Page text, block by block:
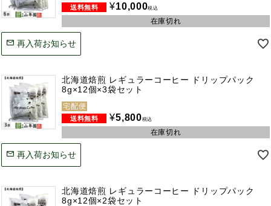
¥10,000税込
在庫切れ
再入荷お知らせ
北海道焙煎 レギュラーコーヒー ドリップパック
8g×12個×3袋セット
宅配便
¥5,800税込
在庫切れ
再入荷お知らせ
北海道焙煎 レギュラーコーヒー ドリップパック
8g×12個×2袋セット